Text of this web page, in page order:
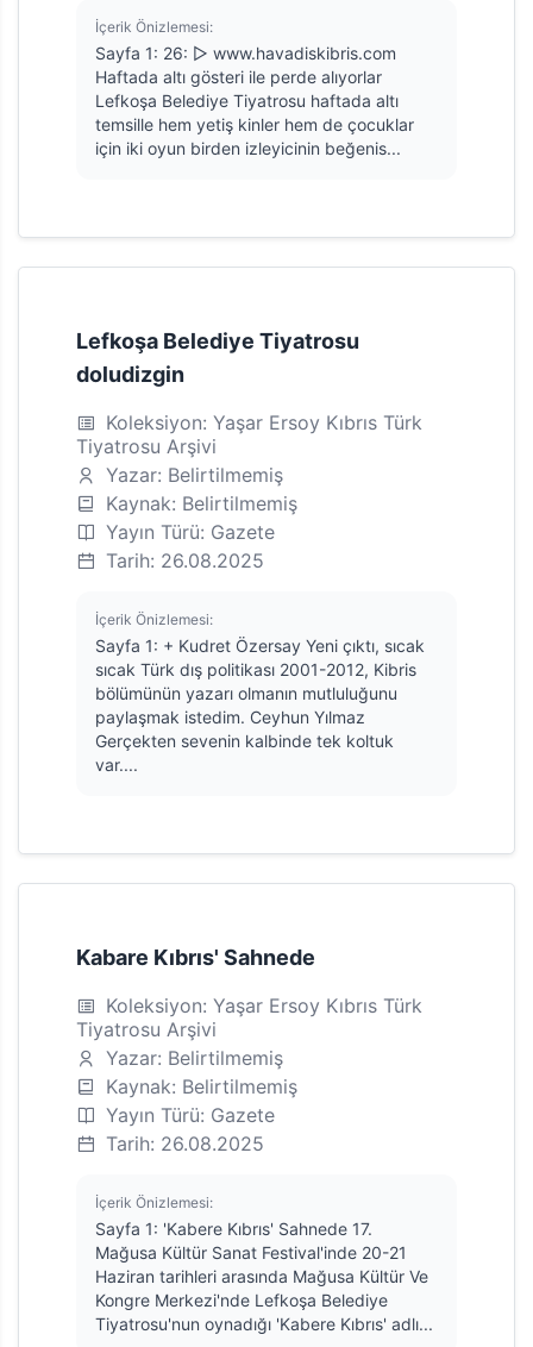
İçerik Önizlemesi:
Sayfa 1: 26: ▷ www.havadiskibris.com
Haftada altı gösteri ile perde alıyorlar
Lefkoşa Belediye Tiyatrosu haftada altı
temsille hem yetiş kinler hem de çocuklar
için iki oyun birden izleyicinin beğenis...
Lefkoşa Belediye Tiyatrosu
doludizgin
Koleksiyon: Yaşar Ersoy Kıbrıs Türk
Tiyatrosu Arşivi
Yazar: Belirtilmemiş
Kaynak: Belirtilmemiş
Yayın Türü: Gazete
Tarih: 26.08.2025
İçerik Önizlemesi:
Sayfa 1: + Kudret Özersay Yeni çıktı, sıcak
sıcak Türk dış politikası 2001-2012, Kibris
bölümünün yazarı olmanın mutluluğunu
paylaşmak istedim. Ceyhun Yılmaz
Gerçekten sevenin kalbinde tek koltuk
var....
Kabare Kıbrıs' Sahnede
Koleksiyon: Yaşar Ersoy Kıbrıs Türk
Tiyatrosu Arşivi
Yazar: Belirtilmemiş
Kaynak: Belirtilmemiş
Yayın Türü: Gazete
Tarih: 26.08.2025
İçerik Önizlemesi:
Sayfa 1: 'Kabere Kıbrıs' Sahnede 17.
Mağusa Kültür Sanat Festival'inde 20-21
Haziran tarihleri arasında Mağusa Kültür Ve
Kongre Merkezi'nde Lefkoşa Belediye
Tiyatrosu'nun oynadığı 'Kabere Kıbrıs' adlı...